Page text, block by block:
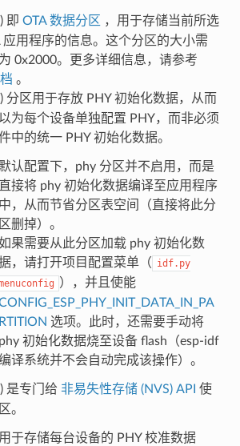
即 OTA 数据分区 ，用于存储当前所选
应用程序的信息。这个分区的大小需
0x2000。更多详细信息，请参考
。
分区用于存放 PHY 初始化数据，从而
为每个设备单独配置 PHY，而非必须
中的统一 PHY 初始化数据。
默认配置下，phy 分区并不启用，而是
直接将 phy 初始化数据编译至应用程序
中，从而节省分区表空间（直接将此分
区删掉）。
果需要从此分区加载 phy 初始化数
，请打开项目配置菜单（
idf.py
），并且使能
RTITION 选项。此时，还需要手动将
phy 初始化数据烧至设备 flash（esp-idf
译系统并不会自动完成该操作）。
是专门给 非易失性存储 (NVS) API 使
。
用于存储每台设备的 PHY 校准数据